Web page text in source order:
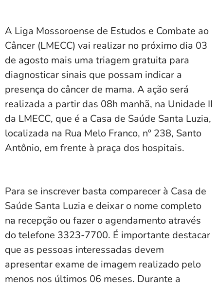
A Liga Mossoroense de Estudos e Combate ao
Câncer (LMECC) vai realizar no próximo dia 03
de agosto mais uma triagem gratuita para
diagnosticar sinais que possam indicar a
presença do câncer de mama. A ação será
realizada a partir das 08h manhã, na Unidade II
da LMECC, que é a Casa de Saúde Santa Luzia,
localizada na Rua Melo Franco, nº 238, Santo
Antônio, em frente à praça dos hospitais.
Para se inscrever basta comparecer à Casa de
Saúde Santa Luzia e deixar o nome completo
na recepção ou fazer o agendamento através
do telefone 3323-7700. É importante destacar
que as pessoas interessadas devem
apresentar exame de imagem realizado pelo
menos nos últimos 06 meses. Durante a